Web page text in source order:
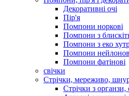
Декоративні очі
Пір'я
Помпони норкові
Помпони з
Помпони з еко
Помпони
Помпони фатінові
свічки
Стрічки, мереживо,
Стрічки з органзи,